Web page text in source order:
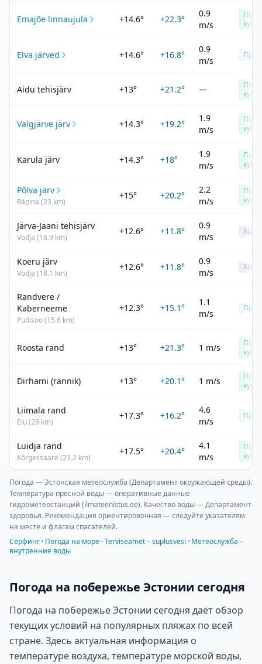
Emajõe linnaujula +14.6° +22.3°
0.9
m/s
Elva järved +14.6° +16.8°
0.9
m/s
Aidu tehisjärv +13° +21.2° —
Valgjärve järv +14.3° +19.2°
1.9
m/s
Karula järv +14.3° +18°
1.9
m/s
Põlva järv
Räpina (23 km)
+15° +20.2°
2.2
m/s
Järva-Jaani tehisjärv
Vodja (18.9 km)
+12.6° +11.8°
0.9
m/s
Koeru järv
Vodja (18.1 km)
+12.6° +11.8°
0.9
m/s
Randvere /
Kaberneeme
Pudisoo(15.6 km)
+12.3° +15.1°
1.1
m/s
Roosta rand +13° +21.3° 1 m/s
Dirhami (rannik) +13° +20.1° 1 m/s
Liimala rand
Elu(28 km)
+17.3° +16.2°
4.6
m/s
Luidja rand
Kõrgessaare (23.2 km)
+17.5° +20.4°
4.1
m/s
Погода — Эстонская метеослужба (Департамент окружающей среды).
Температура пресной воды — оперативные данные
гидрометеостанций (ilmateenistus.ee). Качество воды — Департамент
здоровья. Рекомендация ориентировочная — следуйте указателям
на месте и флагам спасателей.
Сёрфинг · Погода на море ·Terviseamet – suplusvesi · Метеослужба –
внутренние воды
Погода на побережье Эстонии сегодня
Погода на побережье Эстонии сегодня даёт обзор
текущих условий на популярных пляжах по всей
стране. Здесь актуальная информация о
температуре воздуха, температуре морской воды,